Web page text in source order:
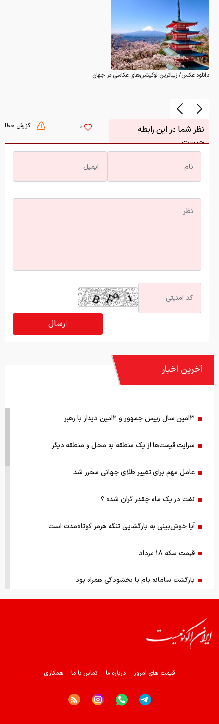
دانلود عکس/ زیباترین لوکیشن‌های عکاسی در جهان
گزارش خطا 0
نظر شما در این رابطه
چیست
آخرین اخبار
۳امین سال رییس جمهور و ۲امین دیدار با رهبر
سرایت قیمت‌ها از یک منطقه به محل و منطقه دیگر
عامل مهم برای تغییر طلای جهانی محرز شد
نفت در یک ماه چقدر گران شده ؟
آیا خوش‌بینی به بازگشایی تنگه هرمز کوتاه‌مدت است
قیمت سکه ۱۸ مرداد
بازگشت سامانه بام با بخشودگی همراه بود
بررسی تابلو معاملات پایانی بورس
قیمت های امروز درباره ما تماس با ما همکاری